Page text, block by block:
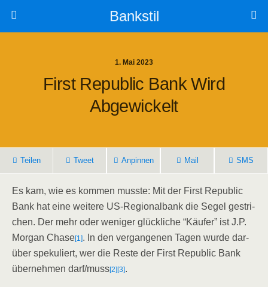
Bankstil
1. Mai 2023
First Repu­blic Bank Wird
Abgewickelt
Tei­len Tweet Anpin­nen Mail SMS
Es kam, wie es kom­men muss­te: Mit der First Repu­blic
Bank hat eine wei­te­re US-Regio­nal­bank die Segel gestri­
chen. Der mehr oder weni­ger glück­li­che “Käu­fer” ist J.P.
Mor­gan Cha­se[1]. In den ver­gan­ge­nen Tagen wur­de dar­
über spe­ku­liert, wer die Res­te der First Repu­blic Bank
über­neh­men darf/​muss[2] [3].